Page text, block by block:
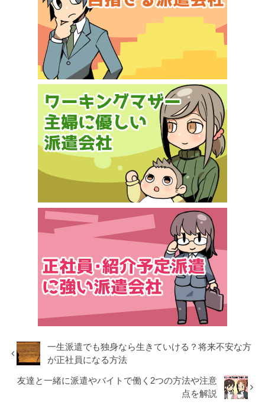
一生派遣でも独身なら生きていける？将来不安な方
が正社員になる方法
友達と一緒に派遣やバイトで働く2つの方法や注意
点を解説